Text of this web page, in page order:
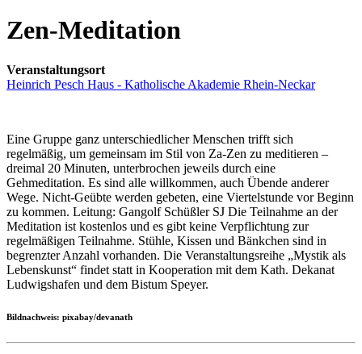
Zen-Meditation
Veranstaltungsort
Heinrich Pesch Haus - Katholische Akademie Rhein-Neckar
Eine Gruppe ganz unterschiedlicher Menschen trifft sich
regelmäßig, um gemeinsam im Stil von Za-Zen zu meditieren –
dreimal 20 Minuten, unterbrochen jeweils durch eine
Gehmeditation. Es sind alle willkommen, auch Übende anderer
Wege. Nicht-Geübte werden gebeten, eine Viertelstunde vor Beginn
zu kommen. Leitung: Gangolf Schüßler SJ Die Teilnahme an der
Meditation ist kostenlos und es gibt keine Verpflichtung zur
regelmäßigen Teilnahme. Stühle, Kissen und Bänkchen sind in
begrenzter Anzahl vorhanden. Die Veranstaltungsreihe „Mystik als
Lebenskunst“ findet statt in Kooperation mit dem Kath. Dekanat
Ludwigshafen und dem Bistum Speyer.
Bildnachweis: pixabay/devanath